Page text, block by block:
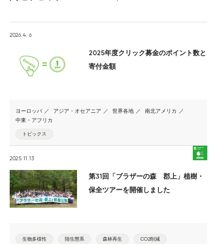
2026.4. 6
2025年度クリック募金のポイント数と
寄付金額
ヨーロッパ アジア・オセアニア 世界各地
南北アメリカ
中東・アフリカ
トピックス
2025.11.13
第31回「ブラザーの森 郡上」植樹・
保全ツアーを開催しました
生物多様性 陸生態系 森林再生 CO2削減